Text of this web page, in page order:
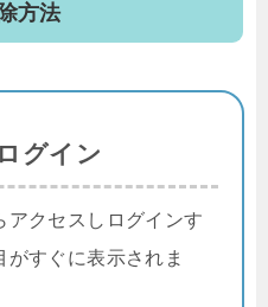
方法
グイン
アクセスしログインす
がすぐに表示されま